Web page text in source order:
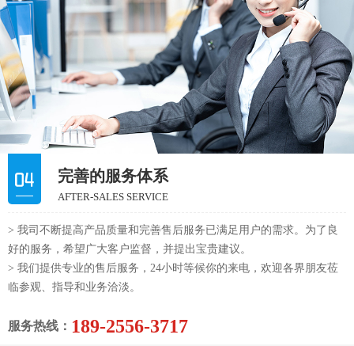
完善的服务体系
AFTER-SALES SERVICE
> 我司不断提高产品质量和完善售后服务已满足用户的需求。为了良
好的服务，希望广大客户监督，并提出宝贵建议。
> 我们提供专业的售后服务，24小时等候你的来电，欢迎各界朋友莅
临参观、指导和业务洽淡。
服务热线： 189-2556-3717